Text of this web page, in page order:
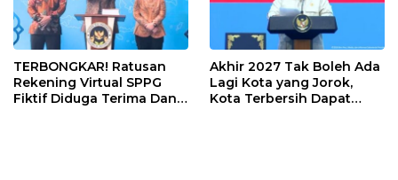
TERBONGKAR! Ratusan
Rekening Virtual SPPG
Fiktif Diduga Terima Dana
Akhir 2027 Tak Boleh Ada
Lagi Kota yang Jorok,
Kota Terbersih Dapat